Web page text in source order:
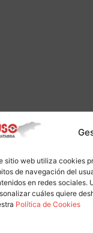
sitio web utiliza cookies
de navegación del
en redes sociales.
cuáles quiere
Política de Cookies